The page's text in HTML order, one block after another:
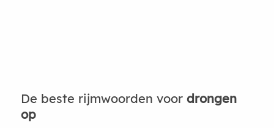
De beste rijmwoorden voor drongen
op